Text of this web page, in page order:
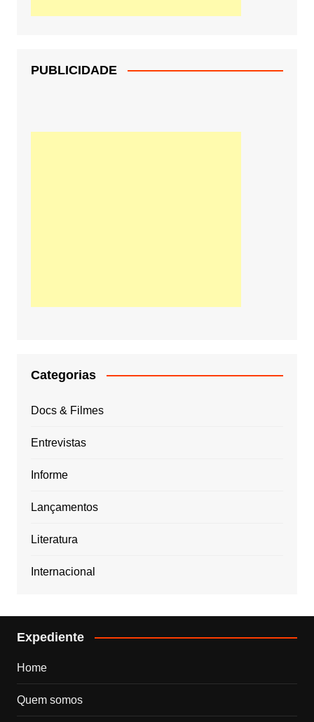
PUBLICIDADE
Categorias
Docs & Filmes
Entrevistas
Informe
Lançamentos
Literatura
Internacional
Expediente
Home
Quem somos